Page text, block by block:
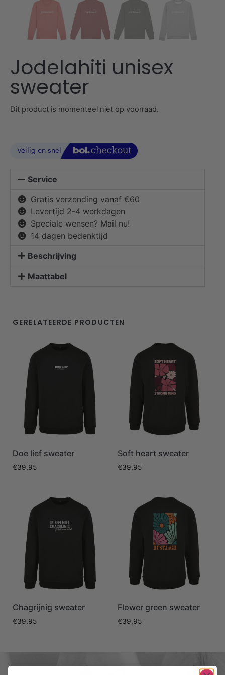
Jodelahiti unisex
sweater
Dit product is momenteel niet op voorraad.
Service
Gratis verzending vanaf €60
Levertijd 2-4 werkdagen
Speciale wensen? Mail nu!
14 dagen bedenktijd
Beschrijving
Maattabel
GERELATEERDE PRODUCTEN
Doe lief sweater
€39,95
Soft heart sweater
€39,95
Chagrijnig sweater
€39,95
Flower green sweater
€39,95